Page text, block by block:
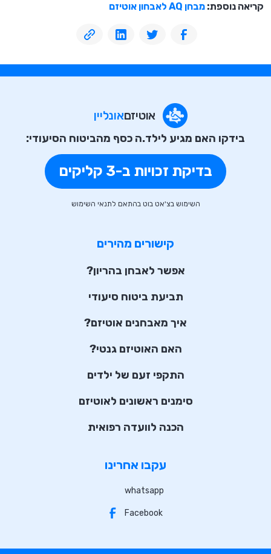
קריאה נוספת: מבחן AQ לאבחון אוטיזם
אוטיזםאונליין
בידקו האם מגיע לילד.ה כסף מהביטוח הסיעודי:
בדיקת זכויות ב-3 קליקים
השימוש בצ'אט בוט בהתאם לתנאי השימוש
קישורים מהירים
אפשר לאבחן בהריון?
תביעת ביטוח סיעודי
איך מאבחנים אוטיזם?
האם האוטיזם גנטי?
התקפי זעם של ילדים
סימנים ראשונים לאוטיזם
הכנה לוועדה רפואית
עקבו אחרינו
whatsapp
Facebook